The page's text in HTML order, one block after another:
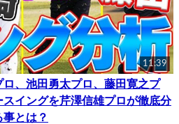
11:39
、池田勇太プロ、藤田寛之プ
イングを芹澤信雄プロが徹底分
とは？